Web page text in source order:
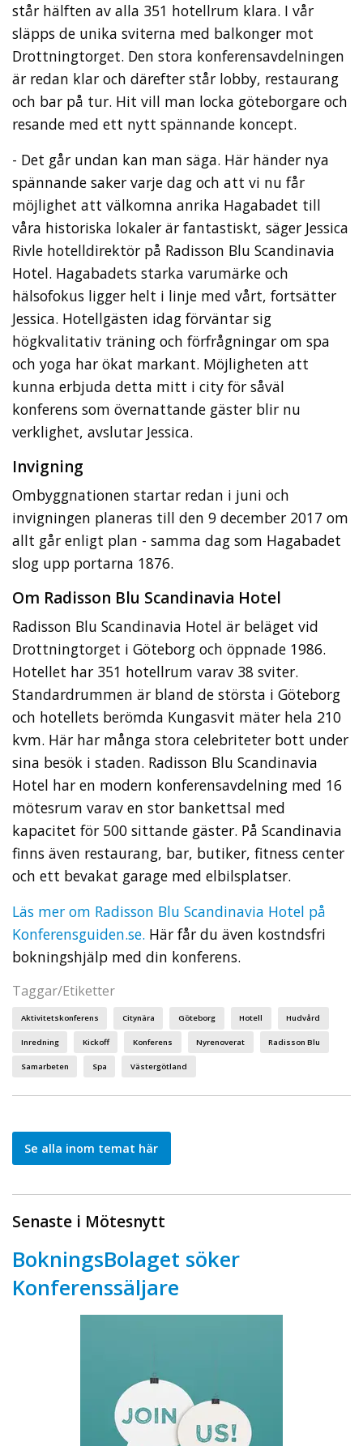
står hälften av alla 351 hotellrum klara. I vår
släpps de unika sviterna med balkonger mot
Drottningtorget. Den stora konferensavdelningen
är redan klar och därefter står lobby, restaurang
och bar på tur. Hit vill man locka göteborgare och
resande med ett nytt spännande koncept.
- Det går undan kan man säga. Här händer nya
spännande saker varje dag och att vi nu får
möjlighet att välkomna anrika Hagabadet till
våra historiska lokaler är fantastiskt, säger Jessica
Rivle hotelldirektör på Radisson Blu Scandinavia
Hotel. Hagabadets starka varumärke och
hälsofokus ligger helt i linje med vårt, fortsätter
Jessica. Hotellgästen idag förväntar sig
högkvalitativ träning och förfrågningar om spa
och yoga har ökat markant. Möjligheten att
kunna erbjuda detta mitt i city för såväl
konferens som övernattande gäster blir nu
verklighet, avslutar Jessica.
Invigning
Ombyggnationen startar redan i juni och
invigningen planeras till den 9 december 2017 om
allt går enligt plan - samma dag som Hagabadet
slog upp portarna 1876.
Om Radisson Blu Scandinavia Hotel
Radisson Blu Scandinavia Hotel är beläget vid
Drottningtorget i Göteborg och öppnade 1986.
Hotellet har 351 hotellrum varav 38 sviter.
Standardrummen är bland de största i Göteborg
och hotellets berömda Kungasvit mäter hela 210
kvm. Här har många stora celebriteter bott under
sina besök i staden. Radisson Blu Scandinavia
Hotel har en modern konferensavdelning med 16
mötesrum varav en stor bankettsal med
kapacitet för 500 sittande gäster. På Scandinavia
finns även restaurang, bar, butiker, fitness center
och ett bevakat garage med elbilsplatser.
Läs mer om Radisson Blu Scandinavia Hotel på
Konferensguiden.se. Här får du även kostndsfri
bokningshjälp med din konferens.
Taggar/Etiketter
Aktivitetskonferens Citynära Göteborg Hotell Hudvård
Inredning Kickoff Konferens Nyrenoverat Radisson Blu
Samarbeten Spa Västergötland
Se alla inom temat här
Senaste i Mötesnytt
BokningsBolaget söker
Konferenssäljare